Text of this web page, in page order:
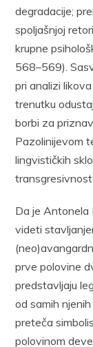
degradacije;
spoljašnjoj
krupne
568–569).
pri analizi
trenutku
borbi za
Pazolinijevom
lingvističkih
Da je Antonela
videti
prve polovine
predstavljaju
od samih
preteča
polovinom